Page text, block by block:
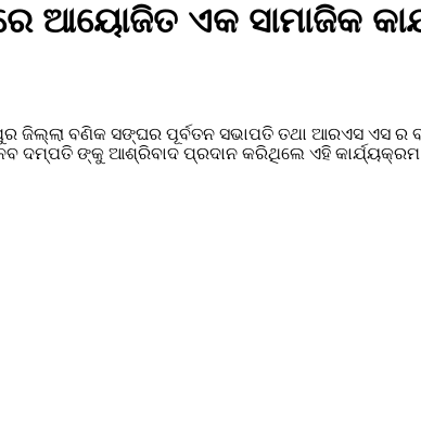
ଆୟୋଜିତ ଏକ ସାମାଜିକ
ଜିଲ୍ଲା ବଣିକ ସଙ୍ଘର ପୂର୍ବତନ ସଭାପତି ତଥା ଆରଏସ ଏସ
ନବ ଦମ୍ପତି ଙ୍କୁ ଆଶ୍ରିବାଦ ପ୍ରଦାନ କରିଥିଲେ ଏହି